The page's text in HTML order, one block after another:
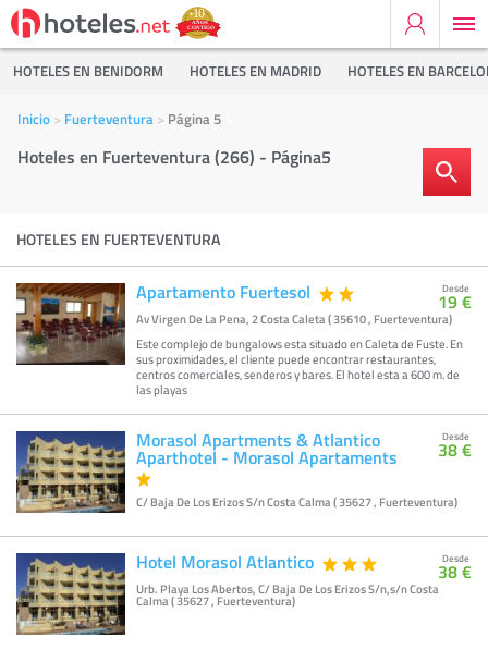
HOTELES EN BENIDORM HOTELES EN MADRID HOTELES EN
Inicio Fuerteventura Página 5
Hoteles en Fuerteventura (266) - Página5
HOTELES EN FUERTEVENTURA
Apartamento Fuertesol
Av Virgen De La Pena, 2 Costa Caleta ( 35610 , Fuerteventura)
Este complejo de bungalows esta situado en Caleta de Fuste. En
sus proximidades, el cliente puede encontrar restaurantes,
centros comerciales, senderos y bares. El hotel esta a 600 m. de
las playas
Desde
19 €
Morasol Apartments & Atlantico
Aparthotel - Morasol Apartaments
C/ Baja De Los Erizos S/n Costa Calma ( 35627 , Fuerteventura)
Desde
38 €
Hotel Morasol Atlantico
Urb. Playa Los Abertos, C/ Baja De Los Erizos S/n,s/n Costa
Calma ( 35627 , Fuerteventura)
Desde
38 €